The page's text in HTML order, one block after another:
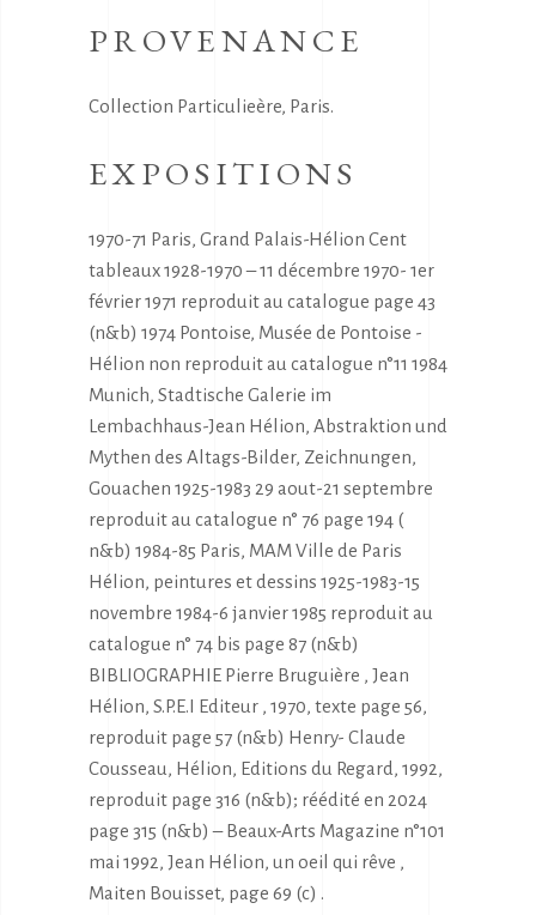
PROVENANCE
Collection Particulieère, Paris.
EXPOSITIONS
1970-71 Paris, Grand Palais-Hélion Cent
tableaux 1928-1970 – 11 décembre 1970- 1er
février 1971 reproduit au catalogue page 43
(n&b) 1974 Pontoise, Musée de Pontoise -
Hélion non reproduit au catalogue n°11 1984
Munich, Stadtische Galerie im
Lembachhaus-Jean Hélion, Abstraktion und
Mythen des Altags-Bilder, Zeichnungen,
Gouachen 1925-1983 29 aout-21 septembre
reproduit au catalogue n° 76 page 194 (
n&b) 1984-85 Paris, MAM Ville de Paris
Hélion, peintures et dessins 1925-1983-15
novembre 1984-6 janvier 1985 reproduit au
catalogue n° 74 bis page 87 (n&b)
BIBLIOGRAPHIE Pierre Bruguière , Jean
Hélion, S.P.E.I Editeur , 1970, texte page 56,
reproduit page 57 (n&b) Henry- Claude
Cousseau, Hélion, Editions du Regard, 1992,
reproduit page 316 (n&b); réédité en 2024
page 315 (n&b) – Beaux-Arts Magazine n°101
mai 1992, Jean Hélion, un oeil qui rêve ,
Maiten Bouisset, page 69 (c) .